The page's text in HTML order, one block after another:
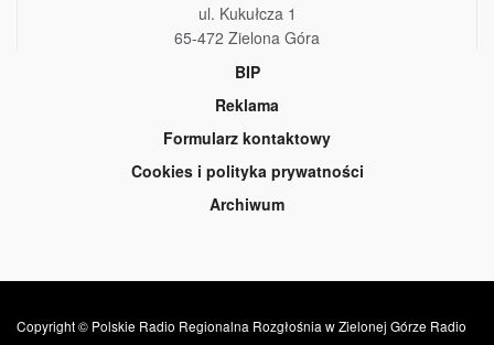
ul. Kukułcza 1
65-472 Zielona Góra
BIP
Reklama
Formularz kontaktowy
Cookies i polityka prywatności
Archiwum
Copyright © Polskie Radio Regionalna Rozgłośnia w Zielonej Górze Radio